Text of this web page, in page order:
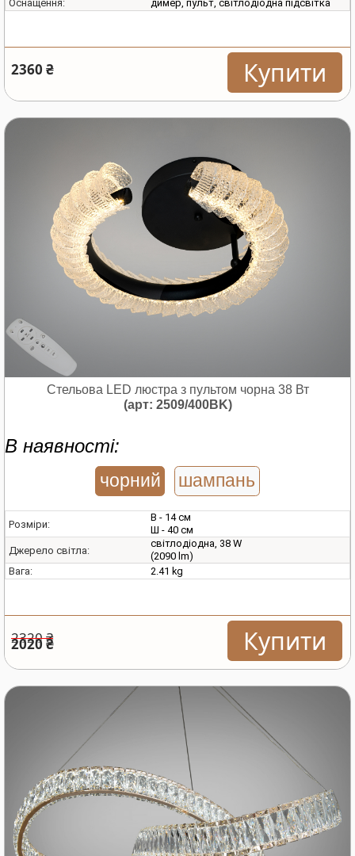
Оснащення: димер, пульт, світлодіодна підсвітка
2360 ₴ Купити
Стельова LED люстра з пультом чорна 38 Вт
(арт: 2509/400BK)
В наявності:
чорний шампань
Розміри:
В - 14 см
Ш - 40 см
Джерело світла:
світлодіодна, 38 W
(2090 lm)
Вага:
2.41 kg
2320 ₴
2020 ₴ Купити